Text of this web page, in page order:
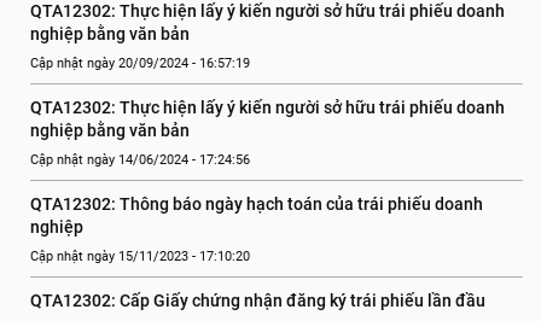
QTA12302: Thực hiện lấy ý kiến người sở hữu trái phiếu doanh
nghiệp bằng văn bản
Cập nhật ngày 20/09/2024 - 16:57:19
QTA12302: Thực hiện lấy ý kiến người sở hữu trái phiếu doanh
nghiệp bằng văn bản
Cập nhật ngày 14/06/2024 - 17:24:56
QTA12302: Thông báo ngày hạch toán của trái phiếu doanh
nghiệp
Cập nhật ngày 15/11/2023 - 17:10:20
QTA12302: Cấp Giấy chứng nhận đăng ký trái phiếu lần đầu